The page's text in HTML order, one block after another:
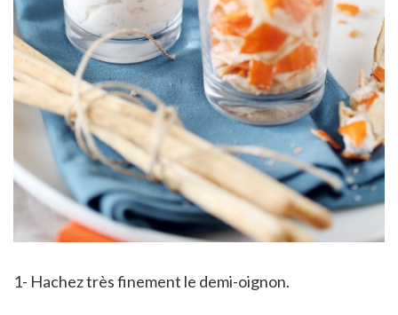
1- Hachez très finement le demi-oignon.